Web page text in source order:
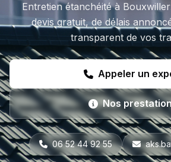
Entretien étanchéité à
devis gratuit, de délais
transparent de vos
Appeler un
Nos
06 52 44 92 55